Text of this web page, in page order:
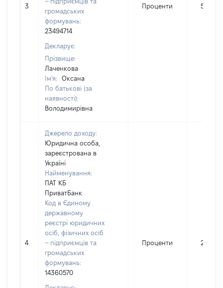
3
громадських
формувань:
23494714
Декларує:
Прізвище:
Лаченкова
Ім'я:
Оксана
По батькові (за
наявності):
Володимирівна
Проценти 543
4
Джерело доходу:
Юридична особа,
зареєстрована в
Україні
Найменування:
ПАТ КБ
ПриватБанк
Код в Єдиному
державному
реєстрі юридичних
осіб, фізичних осіб
– підприємців та
громадських
формувань:
14360570
Проценти 2